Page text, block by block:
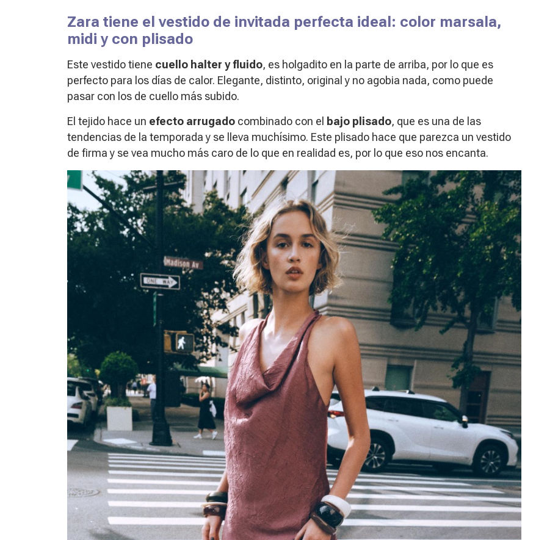
Zara tiene el vestido de invitada perfecta ideal: color marsala,
midi y con plisado
Este vestido tiene cuello halter y fluido, es holgadito en la parte de arriba, por lo que es
perfecto para los días de calor. Elegante, distinto, original y no agobia nada, como puede
pasar con los de cuello más subido.
El tejido hace un efecto arrugado combinado con el bajo plisado, que es una de las
tendencias de la temporada y se lleva muchísimo. Este plisado hace que parezca un vestido
de firma y se vea mucho más caro de lo que en realidad es, por lo que eso nos encanta.